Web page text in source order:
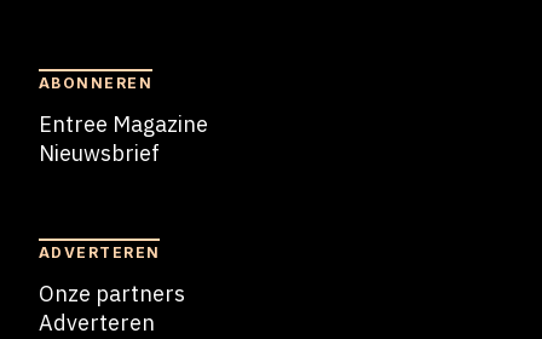
ABONNEREN
Entree Magazine
Nieuwsbrief
ADVERTEREN
Onze partners
Adverteren